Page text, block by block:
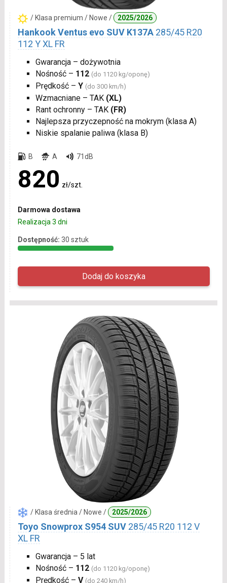
/ Klasa premium / Nowe / 2025/2026
Hankook Ventus evo SUV K137A 285/45 R20
112 Y XL FR
Gwarancja – dożywotnia
Nośność – 112 (do 1120 kg/oponę)
Prędkość – Y (do 300 km/h)
Wzmacniane – TAK (XL)
Rant ochronny – TAK (FR)
Najlepsza przyczepność na mokrym (klasa A)
Niskie spalanie paliwa (klasa B)
B A 71dB
820 zł/szt.
Darmowa dostawa
Realizacja 3 dni
Dostępność: 30 sztuk
/ Klasa średnia / Nowe / 2025/2026
Toyo Snowprox S954 SUV 285/45 R20 112 V
XL FR
Gwarancja – 5 lat
Nośność – 112 (do 1120 kg/oponę)
Prędkość – V (do 240 km/h)